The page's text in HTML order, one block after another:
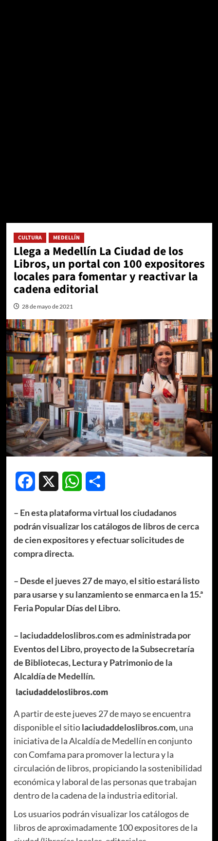
CULTURA MEDELLÍN
Llega a Medellín La Ciudad de los
Libros, un portal con 100 expositores
locales para fomentar y reactivar la
cadena editorial
28 de mayo de 2021
Facebook WhatsApp
– En esta plataforma virtual los ciudadanos
podrán visualizar los catálogos de libros de cerca
de cien expositores y efectuar solicitudes de
compra directa.
– Desde el jueves 27 de mayo, el sitio estará listo
para usarse y su lanzamiento se enmarca en la 15.ª
Feria Popular Días del Libro.
– laciudaddeloslibros.com es administrada por
Eventos del Libro, proyecto de la Subsecretaría
de Bibliotecas, Lectura y Patrimonio de la
Alcaldía de Medellín.
laciudaddeloslibros.com
A partir de este jueves 27 de mayo se encuentra
disponible el sitiolaciudaddeloslibros.com,una
iniciativa de la Alcaldía de Medellín en conjunto
con Comfama para promover la lectura y la
circulación de libros, propiciando la sostenibilidad
económica y laboral de las personas que trabajan
dentro de la cadena de la industria editorial.
Los usuarios podrán visualizar los catálogos de
libros de aproximadamente 100 expositores de la